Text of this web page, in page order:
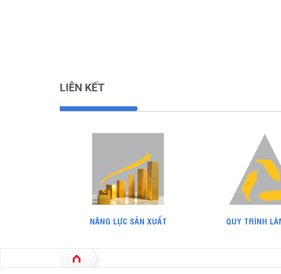
LIÊN KẾT
NĂNG LỰC SẢN XUẤT QUY TRÌNH